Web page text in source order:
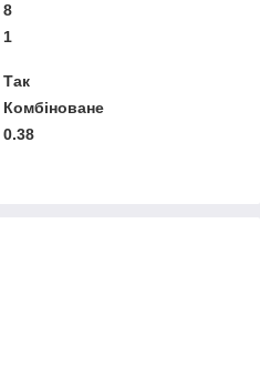
8
1
Так
Комбіноване
0.38